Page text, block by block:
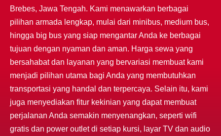
Brebes, Jawa Tengah. Kami menawarkan berbagai
pilihan armada lengkap, mulai dari minibus, medium bus,
hingga big bus yang siap mengantar Anda ke berbagai
tujuan dengan nyaman dan aman. Harga sewa yang
bersahabat dan layanan yang bervariasi membuat kami
menjadi pilihan utama bagi Anda yang membutuhkan
transportasi yang handal dan terpercaya. Selain itu, kami
juga menyediakan fitur kekinian yang dapat membuat
perjalanan Anda semakin menyenangkan, seperti wifi
gratis dan power outlet di setiap kursi, layar TV dan audio